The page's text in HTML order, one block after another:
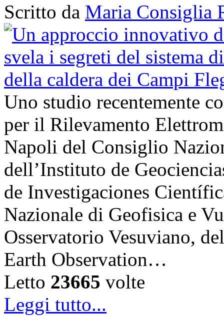
Scritto da Maria Consiglia
Uno studio recentemente
per il Rilevamento
Napoli del Consiglio
dell’Instituto de
de Investigaciones
Nazionale di Geofisica e
Osservatorio Vesuviano,
Earth Observation…
Letto 23665 volte
Leggi tutto...